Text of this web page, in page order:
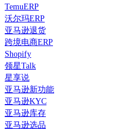
TemuERP
沃尔玛ERP
亚马逊退货
跨境电商ERP
Shopify
领星Talk
星享说
亚马逊新功能
亚马逊KYC
亚马逊库存
亚马逊选品